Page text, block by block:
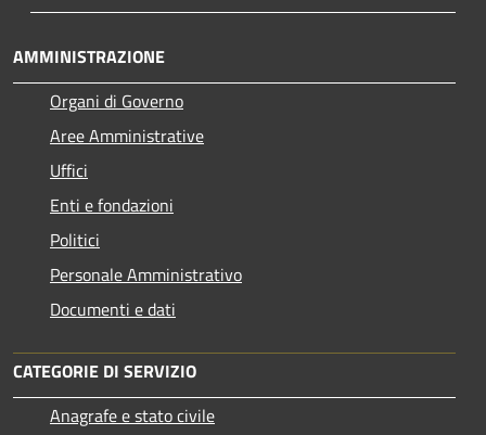
AMMINISTRAZIONE
Organi di Governo
Aree Amministrative
Uffici
Enti e fondazioni
Politici
Personale Amministrativo
Documenti e dati
CATEGORIE DI SERVIZIO
Anagrafe e stato civile